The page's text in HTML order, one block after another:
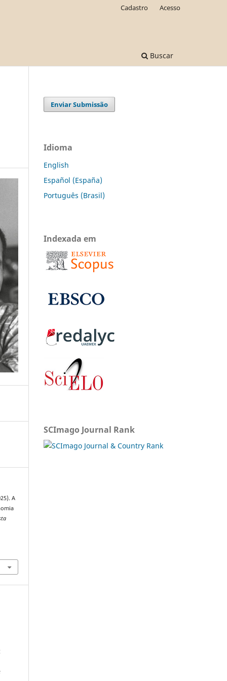
Buscar
Cadastro Acesso
A
Enviar Submissão
Idioma
English
Español (España)
Português (Brasil)
Indexada em
SCImago Journal Rank